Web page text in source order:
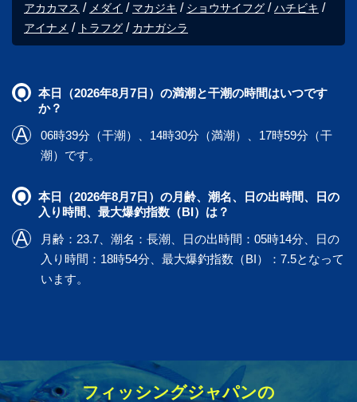
アカカマス
メダイ マカジキ ショウサイフグ
ハチビキ
アイナメ
トラフグ カナガシラ
本日（2026年8月7日）の満潮と干潮の時間はいつです
か？
06時39分（干潮）、14時30分（満潮）、17時59分（干
潮）です。
本日（2026年8月7日）の月齢、潮名、日の出時間、日の
入り時間、最大爆釣指数（BI）は？
月齢：23.7、潮名：長潮、日の出時間：05時14分、日の
入り時間：18時54分、最大爆釣指数（BI）：7.5となって
います。
フィッシングジャパンの